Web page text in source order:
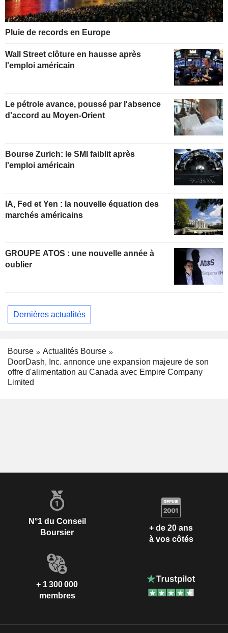
Pluie de records en Europe
Wall Street clôture en hausse après
l'emploi américain
Le pétrole avance, poussé par l'absence
d'accord au Moyen-Orient
Bourse Zurich: le SMI faiblit après
l'emploi américain
IA, Fed et Yen : la nouvelle équation des
marchés américains
GROUPE ATOS : une nouvelle année à
oublier
Dernières actualités
Bourse
Actualités Bourse
DoorDash, Inc. annonce une expansion majeure de son
offre d'alimentation au Canada avec Empire Company
Limited
N°1 du Conseil
Boursier
+ de 20 ans
à vos côtés
+ 1 300 000
membres